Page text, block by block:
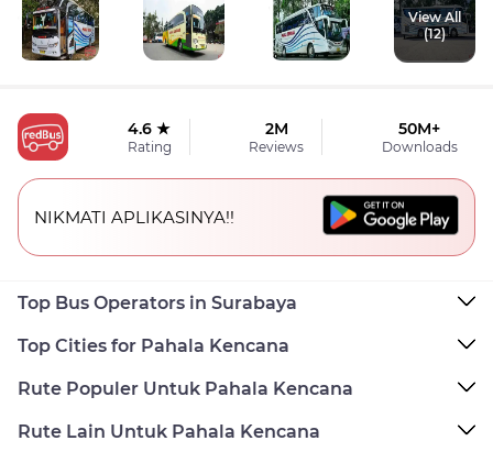
View All
(12)
4.6 ★
Rating
2M
Reviews
50M+
Downloads
NIKMATI APLIKASINYA!!
Top Bus Operators in Surabaya
Top Cities for Pahala Kencana
Rute Populer Untuk Pahala Kencana
Rute Lain Untuk Pahala Kencana